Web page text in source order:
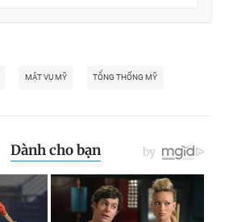
MẬT VỤ MỸ TỔNG THỐNG MỸ